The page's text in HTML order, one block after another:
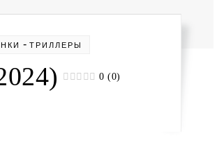
- ТРИЛЛЕРЫ
0 (0)